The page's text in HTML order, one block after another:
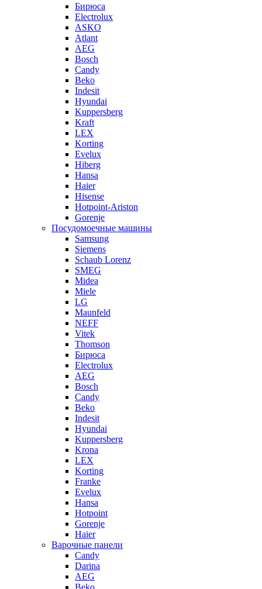
Бирюса
Electrolux
ASKO
Atlant
AEG
Bosch
Candy
Beko
Indesit
Hyundai
Kuppersberg
Kraft
LEX
Korting
Evelux
Hiberg
Hansa
Haier
Hisense
Hotpoint-Ariston
Gorenje
Посудомоечные машины
Samsung
Siemens
Schaub Lorenz
SMEG
Midea
Miele
LG
Maunfeld
NEFF
Vitek
Thomson
Бирюса
Electrolux
AEG
Bosch
Candy
Beko
Indesit
Hyundai
Kuppersberg
Krona
LEX
Korting
Franke
Evelux
Hansa
Hotpoint
Gorenje
Haier
Варочные панели
Candy
Darina
AEG